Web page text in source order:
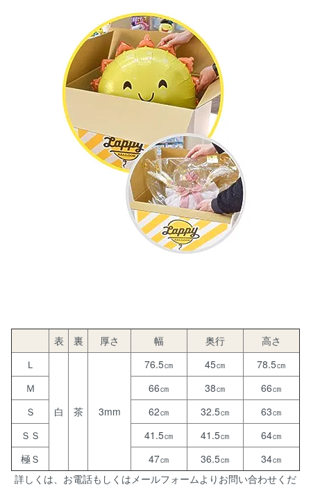
表 裏 厚さ 幅 奥行
高さ
Ｌ
白 茶 3mm
76.5㎝ 45㎝
78.5㎝
Ｍ
66㎝ 38㎝
66㎝
Ｓ
62㎝ 32.5㎝
63㎝
ＳＳ
41.5㎝ 41.5㎝
64㎝
極Ｓ
47㎝ 36.5㎝
34㎝
詳しくは、お電話もしくはメールフォームよりお問い合わせくだ